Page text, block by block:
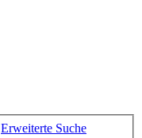
Erweiterte Suche